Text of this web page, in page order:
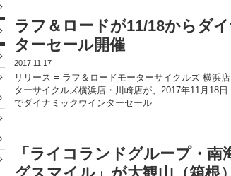
ラフ＆ロードが11/18からダ
ターセール開催
2017.11.17
リリース = ラフ＆ロードモーターサイクルズ 横浜
ターサイクルズ横浜店・川崎店が、2017年11月18
でダイナミックウインターセール
「ライコランドグループ・南